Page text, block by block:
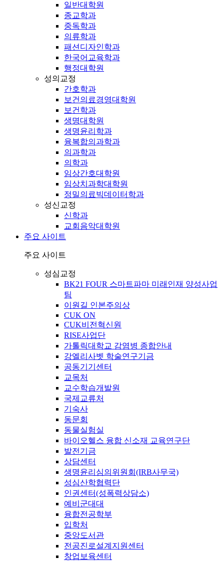
일반대학원
종교학과
중독학과
의류학과
패션디자인학과
한국어교육학과
행정대학원
성의교정
간호학과
보건의료경영대학원
보건학과
생명대학원
생명윤리학과
융복합의과학과
의과학과
의학과
임상간호대학원
임상치과학대학원
정밀의료빅데이터학과
성신교정
신학과
교회음악대학원
주요 사이트
주요 사이트
성심교정
BK21 FOUR 스마트파마 미래인재 양성사업
팀
이원길 인본주의상
CUK ON
CUK비전혁신원
RISE사업단
가톨릭대학교 감염병 종합안내
강엘리사벳 학술연구기금
공동기기센터
교목처
교수학습개발원
국제교류처
기숙사
동문회
동물실험실
바이오헬스 융합 신소재 교육연구단
발전기금
상담센터
생명윤리심의위원회(IRB사무국)
성심산학협력단
인권센터(성폭력상담소)
예비군대대
융합전공학부
입학처
중앙도서관
전공진로설계지원센터
창업보육센터